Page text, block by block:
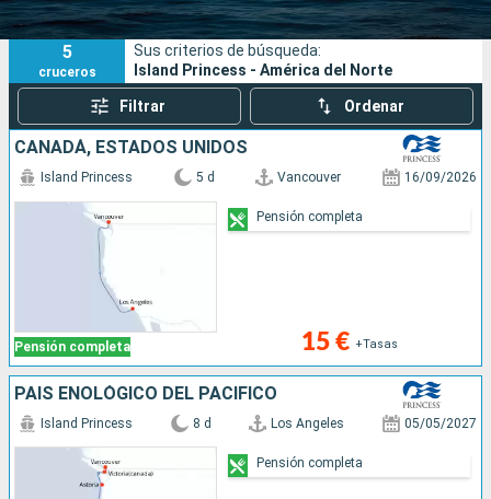
Puertos Compañías
Buscar
5
cruceros
Sus criterios de búsqueda:
Island Princess - América del Norte
Filtrar Ordenar
CANADÁ, ESTADOS UNIDOS
Pensión completa
Island Princess 5 d Vancouver 16/09/2026
15 € +Tasas
Pensión completa
PAÍS ENOLÓGICO DEL PACÍFICO
Island Princess 8 d Los Angeles 05/05/2027
Pensión completa